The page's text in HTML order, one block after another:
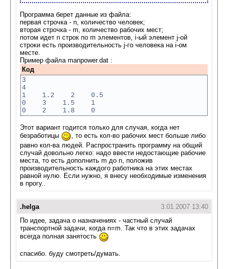
Программа берет данные из файла:
первая строчка - n, количество человек;
вторая строчка - m, количество рабочих мест;
потом идет n строк по m элементов, i-ый элемент j-ой
строки есть производительность j-го человека на i-ом
месте.
Пример файла manpower.dat :
Код
3
4
1 1.2 2 0.5
0 3 1.5 1
0 2 1.8 0
Этот вариант годится только для случая, когда нет
безработицы
, то есть кол-во рабочих мест больше либо
равно кол-ва людей. Распространить программу на общий
случай довольно легко: надо ввести недостающие рабочие
места, то есть дополнить m до n, положив
производительность каждого работника на этих местах
равной нулю. Если нужно, я внесу необходимые изменения
в прогу..
.helga
3.01.2007 13:40
По идее, задача о назначениях - частный случай
транспортной задачи, когда n=m. Так что в этих задачах
всегда полная занятость
спасибо. буду смотреть/думать.